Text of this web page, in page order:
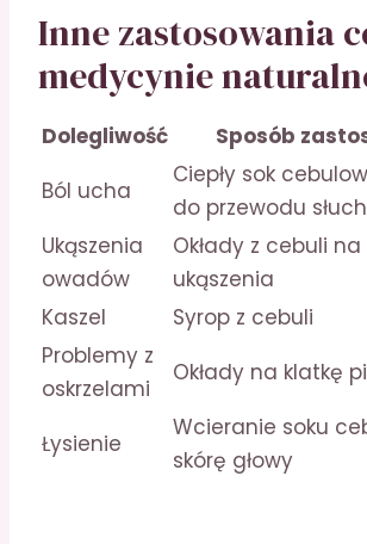
Inne zastosowania
medycynie
Dolegliwość
Sposób
Ból ucha
Ciepły sok
do przewodu
Ukąszenia
owadów
Okłady z cebuli
ukąszenia
Kaszel
Syrop z cebuli
Problemy z
oskrzelami
Okłady na klatkę
Łysienie
Wcieranie soku
skórę głowy